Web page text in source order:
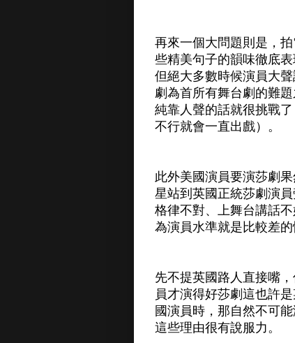
再來一個大問題則是，
些精美句子的韻味徹底
但絕大多數時候演員大
劇為首所有舞台劇的難
純靠人聲的話就很挑戰
不行就會一直出戲）。
此外美國演員要演莎劇
星站到英國正統莎劇演
格律不對、上舞台講話
為演員水準就是比較差的
先不提英國路人直接嘴
員才演得好莎劇這也許
國演員時，那自然不可
這些理由很有說服力。